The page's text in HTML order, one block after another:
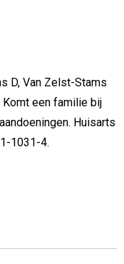
D, Van Zelst-Stams
Komt een familie bij
Huisarts
1031-4.